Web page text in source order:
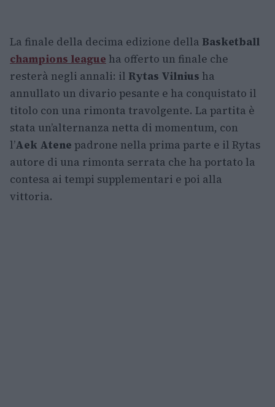
La finale della decima edizione della Basketball
champions league ha offerto un finale che
resterà negli annali: il Rytas Vilnius ha
annullato un divario pesante e ha conquistato il
titolo con una rimonta travolgente. La partita è
stata un’alternanza netta di momentum, con
l’Aek Atene padrone nella prima parte e il Rytas
autore di una rimonta serrata che ha portato la
contesa ai tempi supplementari e poi alla
vittoria.